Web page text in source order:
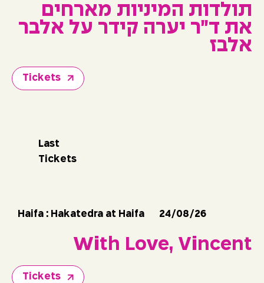
תולדות המיניות מארחים
את ד״ר יערה קידר על אלבר
אלבז
Tickets
Last
Tickets
Haifa : Hakatedra at Haifa 24/08/26
With Love, Vincent
Tickets